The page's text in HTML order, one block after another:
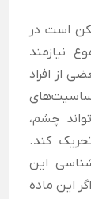
است در
نیازمند
از افراد
چشم،
کند.
این
این ماده